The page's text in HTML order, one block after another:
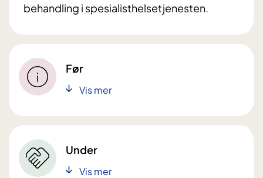
behandling i spesialisthelsetjenesten.
Før
Vis mer
Under
Vis mer